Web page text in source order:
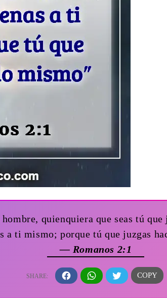
quienquiera que seas tú
a ti mismo; porque tú que juzgas
— Romanos 2:1